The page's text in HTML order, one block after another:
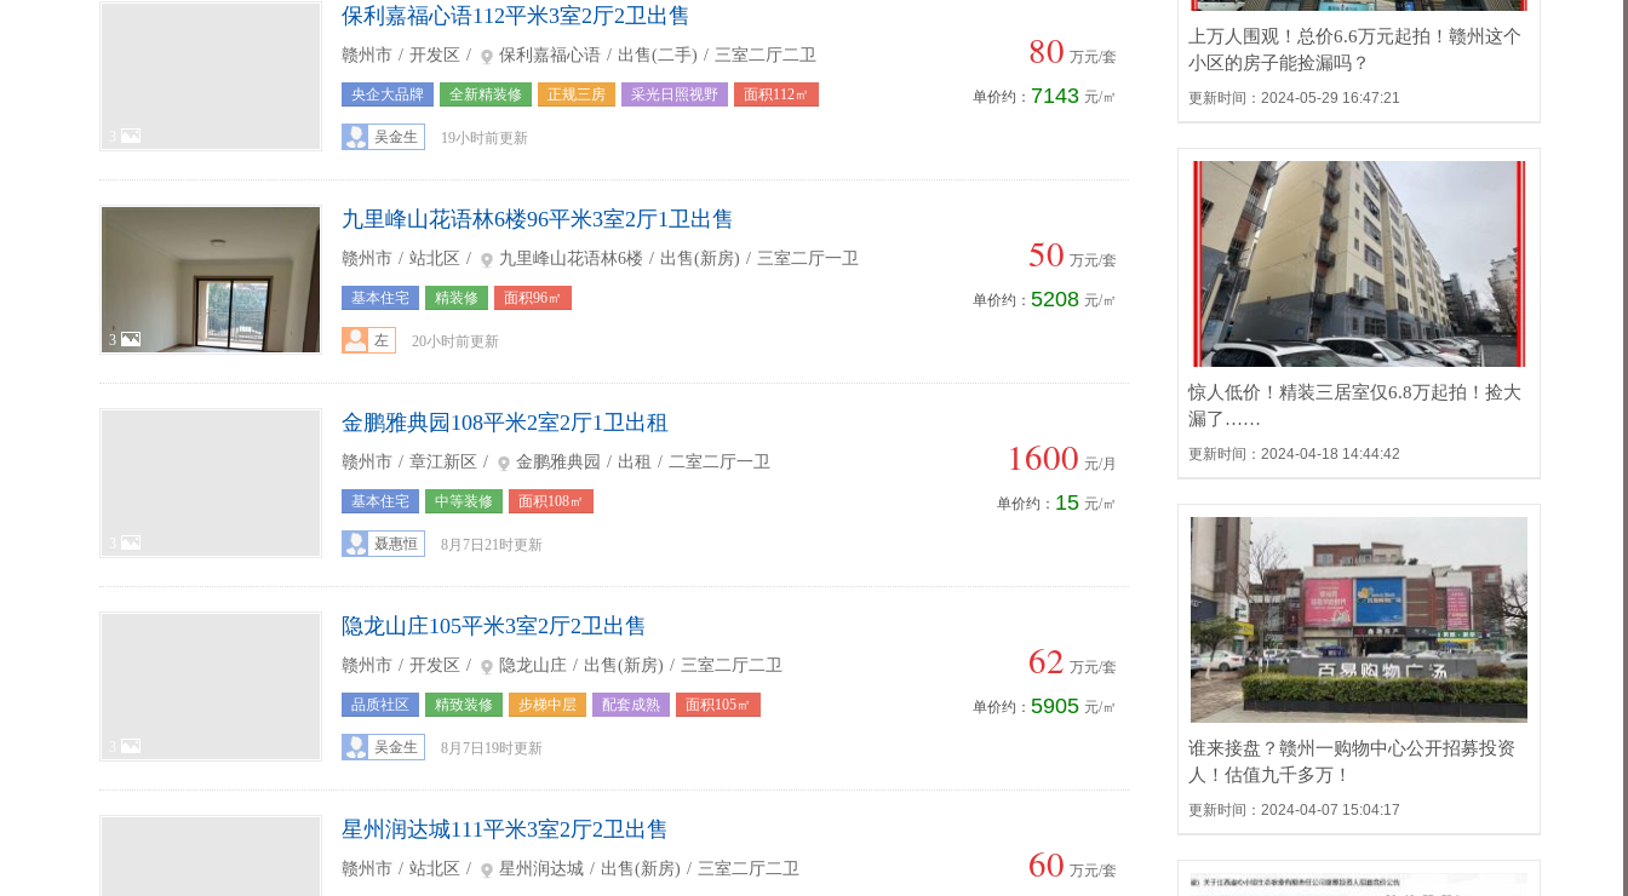
保利嘉福心语112平米3室2厅2卫出售
赣州市 / 开发区 / 保利嘉福心语 / 出售(二手) / 三室二厅二卫
央企大品牌 全新精装修 正规三房 采光日照视野 面积112㎡
吴金生 19小时前更新
80 万元/套
单价约： 7143 元/㎡
3
九里峰山花语林6楼96平米3室2厅1卫出售
赣州市 / 站北区 / 九里峰山花语林6楼 / 出售(新房) / 三室二厅一卫
基本住宅 精装修 面积96㎡
左 20小时前更新
50 万元/套
单价约： 5208 元/㎡
金鹏雅典园108平米2室2厅1卫出租
赣州市 / 章江新区 / 金鹏雅典园 / 出租 / 二室二厅一卫
基本住宅 中等装修 面积108㎡
聂惠恒 8月7日21时更新
1600 元/月
单价约： 15 元/㎡
隐龙山庄105平米3室2厅2卫出售
赣州市 / 开发区 / 隐龙山庄 / 出售(新房) / 三室二厅二卫
品质社区 精致装修 步梯中层 配套成熟 面积105㎡
吴金生 8月7日19时更新
62 万元/套
单价约： 5905 元/㎡
星州润达城111平米3室2厅2卫出售
赣州市 / 站北区 / 星州润达城 / 出售(新房) / 三室二厅二卫 60 万元/套
上万人围观！总价6.6万元起拍！赣州这个
小区的房子能捡漏吗？
更新时间：2024-05-29 16:47:21
惊人低价！精装三居室仅6.8万起拍！捡大
漏了……
更新时间：2024-04-18 14:44:42
谁来接盘？赣州一购物中心公开招募投资
人！估值九千多万！
更新时间：2024-04-07 15:04:17